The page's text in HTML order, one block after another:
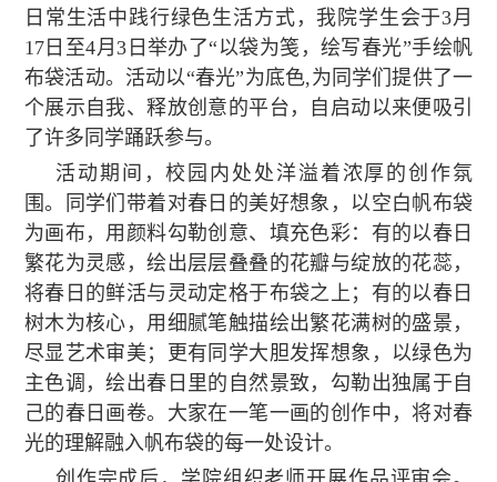
日常生活中践行绿色生活方式，我院学生会于3月
17日至4月3日举办了“以袋为笺，绘写春光”手绘帆
布袋活动。活动以“春光”为底色,为同学们提供了一
个展示自我、释放创意的平台，自启动以来便吸引
了许多同学踊跃参与。
活动期间，校园内处处洋溢着浓厚的创作氛
围。同学们带着对春日的美好想象，以空白帆布袋
为画布，用颜料勾勒创意、填充色彩：有的以春日
繁花为灵感，绘出层层叠叠的花瓣与绽放的花蕊，
将春日的鲜活与灵动定格于布袋之上；有的以春日
树木为核心，用细腻笔触描绘出繁花满树的盛景，
尽显艺术审美；更有同学大胆发挥想象，以绿色为
主色调，绘出春日里的自然景致，勾勒出独属于自
己的春日画卷。大家在一笔一画的创作中，将对春
光的理解融入帆布袋的每一处设计。